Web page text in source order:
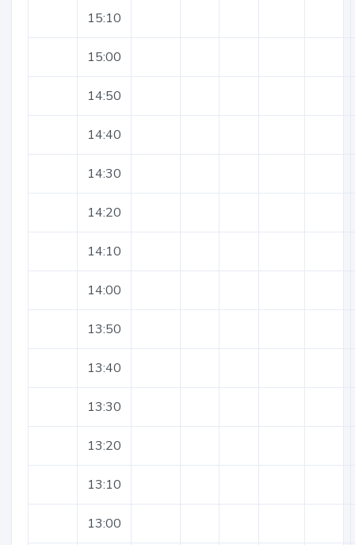
15:10
15:00
14:50
14:40
14:30
14:20
14:10
14:00
13:50
13:40
13:30
13:20
13:10
13:00